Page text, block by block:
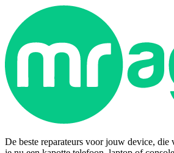
De beste reparateurs voor jouw device,